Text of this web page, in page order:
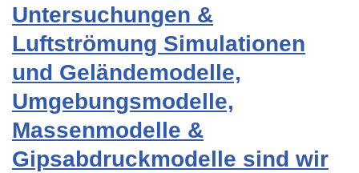
Untersuchungen &
Luftströmung Simulationen
und Geländemodelle,
Umgebungsmodelle,
Massenmodelle &
Gipsabdruckmodelle sind wir